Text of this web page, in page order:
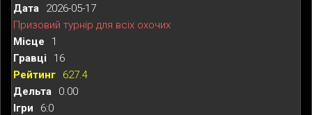
2026-05-17
Призовий турнір для всіх охочих
1
16
627.4
0.00
6:0